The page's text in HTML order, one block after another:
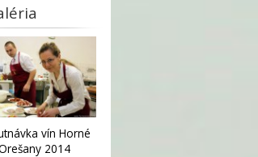
vín Horné
2014